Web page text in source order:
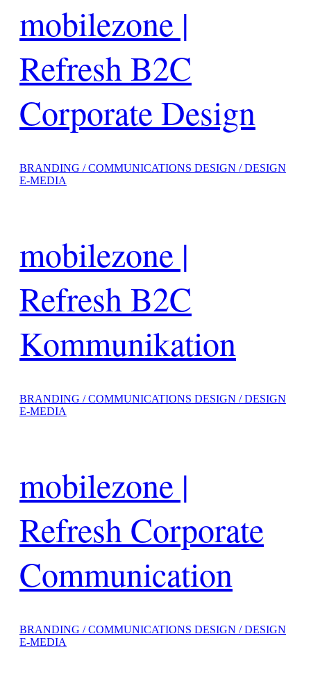
mobilezone |
Refresh B2C
Corporate Design
BRANDING / COMMUNICATIONS DESIGN / DESIGN
E-MEDIA
mobilezone |
Refresh B2C
Kommunikation
BRANDING / COMMUNICATIONS DESIGN / DESIGN
E-MEDIA
mobilezone |
Refresh Corporate
Communication
BRANDING / COMMUNICATIONS DESIGN / DESIGN
E-MEDIA